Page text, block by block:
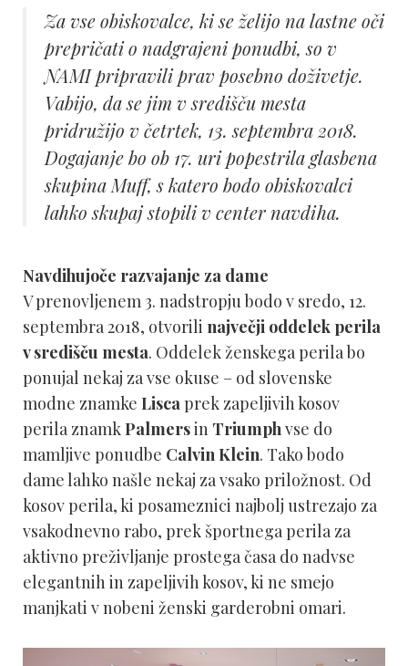
Za vse obiskovalce, ki se želijo na lastne oči
prepričati o nadgrajeni ponudbi, so v
NAMI pripravili prav posebno doživetje.
Vabijo, da se jim v središču mesta
pridružijo v četrtek, 13. septembra 2018.
Dogajanje bo ob 17. uri popestrila glasbena
skupina Muff, s katero bodo obiskovalci
lahko skupaj stopili v center navdiha.
Navdihujoče razvajanje za dame
V prenovljenem 3. nadstropju bodo v sredo, 12.
septembra 2018, otvorili največji oddelek perila
v središču mesta. Oddelek ženskega perila bo
ponujal nekaj za vse okuse – od slovenske
modne znamke Liscaprek zapeljivih kosov
perila znamkPalmersin Triumphvse do
mamljive ponudbe Calvin Klein. Tako bodo
dame lahko našle nekaj za vsako priložnost. Od
kosov perila, ki posameznici najbolj ustrezajo za
vsakodnevno rabo, prek športnega perila za
aktivno preživljanje prostega časa do nadvse
elegantnih in zapeljivih kosov, ki ne smejo
manjkati v nobeni ženski garderobni omari.